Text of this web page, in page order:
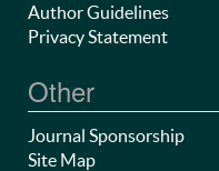
Author Guidelines
Privacy Statement
Other
Journal Sponsorship
Site Map